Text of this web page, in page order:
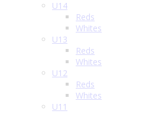
U14
Reds
Whites
U13
Reds
Whites
U12
Reds
Whites
U11